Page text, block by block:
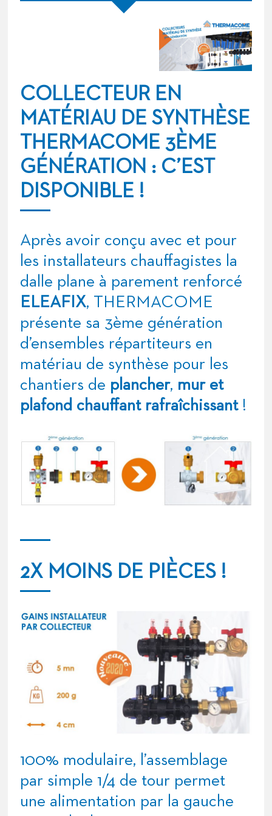
COLLECTEUR EN
MATÉRIAU DE SYNTHÈSE
THERMACOME 3ÈME
GÉNÉRATION : C’EST
DISPONIBLE !
Après avoir conçu avec et pour
les installateurs chauffagistes la
dalle plane à parement renforcé
ELEAFIX, THERMACOME
présente sa 3ème génération
d’ensembles répartiteurs en
matériau de synthèse pour les
chantiers de plancher, mur et
plafond chauffant rafraîchissant!
2X MOINS DE PIÈCES !
100% modulaire, l’assemblage
par simple 1/4 de tour permet
une alimentation par la gauche